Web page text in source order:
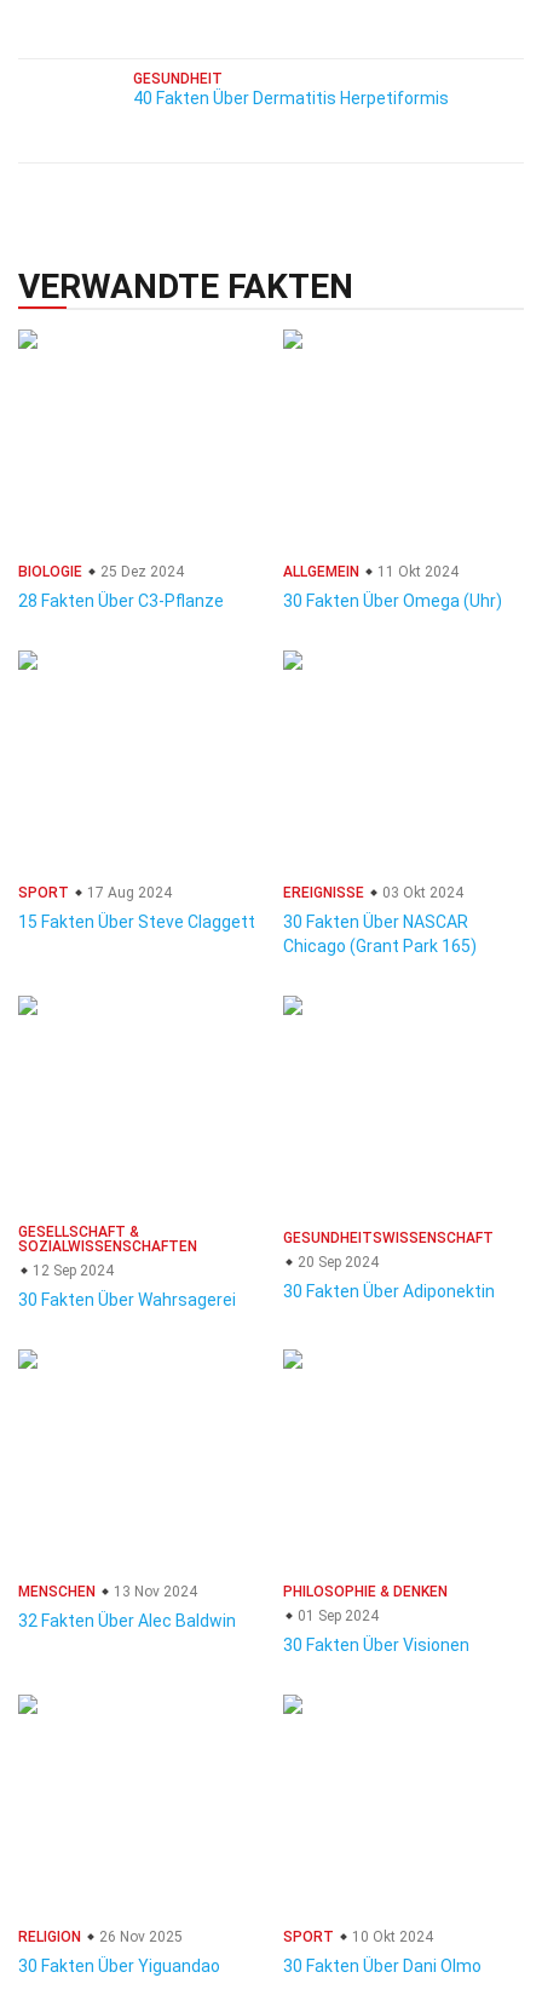
GESUNDHEIT
40 Fakten Über Dermatitis Herpetiformis
VERWANDTE FAKTEN
BIOLOGIE 25 Dez 2024
28 Fakten Über C3-Pflanze
ALLGEMEIN 11 Okt 2024
30 Fakten Über Omega (Uhr)
SPORT 17 Aug 2024
15 Fakten Über Steve Claggett
EREIGNISSE 03 Okt 2024
30 Fakten Über NASCAR
Chicago (Grant Park 165)
GESELLSCHAFT &
SOZIALWISSENSCHAFTEN
12 Sep 2024
30 Fakten Über Wahrsagerei
GESUNDHEITSWISSENSCHAFT
20 Sep 2024
30 Fakten Über Adiponektin
MENSCHEN 13 Nov 2024
32 Fakten Über Alec Baldwin
PHILOSOPHIE & DENKEN
01 Sep 2024
30 Fakten Über Visionen
RELIGION 26 Nov 2025
30 Fakten Über Yiguandao
SPORT 10 Okt 2024
30 Fakten Über Dani Olmo